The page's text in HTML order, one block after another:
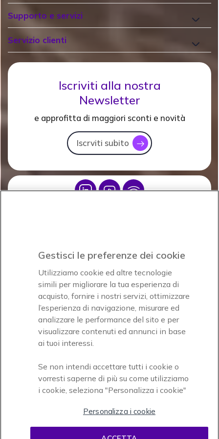
Supporto e servizi
Servizio clienti
Iscriviti alla nostra
Newsletter
e approfitta di maggiori sconti e novità
Iscrviti subito icon
Icon IconIcon
Accettiamo
Onedirect, azienda del gruppo INCEPT
Condizioni di vendita
Gestisci le preferenze dei cookie
Utilizziamo cookie ed altre tecnologie
simili per migliorare la tua esperienza di
acquisto, fornire i nostri servizi, ottimizzare
l’esperienza di navigazione, misurare ed
analizzare le performance del sito e per
visualizzare contenuti ed annunci in base
ai tuoi interessi.
Se non intendi accettare tutti i cookie o
vorresti saperne di più su come utilizziamo
i cookie, seleziona "Personalizza i cookie"
Personalizza i cookie